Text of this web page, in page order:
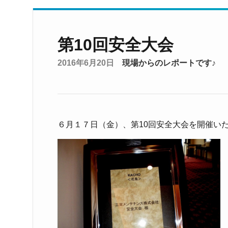
第10回安全大会
2016年6月20日 現場からのレポートです♪
６月１７日（金）、第10回安全大会を開催い